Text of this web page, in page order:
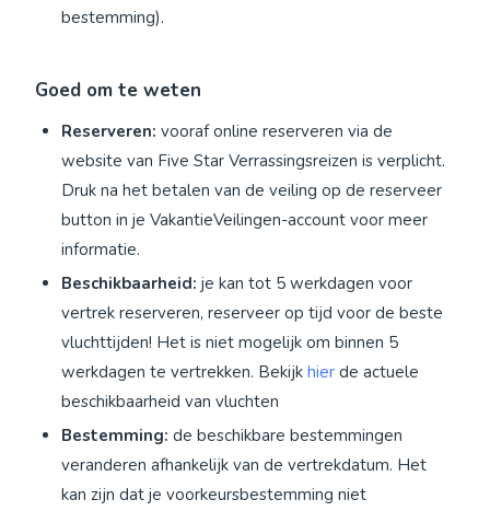
bestemming).
Goed om te weten
Reserveren: vooraf online reserveren via de
website van Five Star Verrassingsreizen is verplicht.
Druk na het betalen van de veiling op de reserveer
button in je VakantieVeilingen-account voor meer
informatie.
Beschikbaarheid: je kan tot 5 werkdagen voor
vertrek reserveren, reserveer op tijd voor de beste
vluchttijden! Het is niet mogelijk om binnen 5
werkdagen te vertrekken. Bekijk hier de actuele
beschikbaarheid van vluchten
Bestemming: de beschikbare bestemmingen
veranderen afhankelijk van de vertrekdatum. Het
kan zijn dat je voorkeursbestemming niet